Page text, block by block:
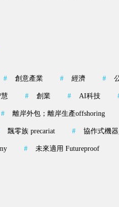
# 創意產業 # 經濟 #
# 創業 # AI科技
# 離岸外包；離岸生產offshoring
飄零族 precariat # 協作式機器
# 未來適用 Futureproof